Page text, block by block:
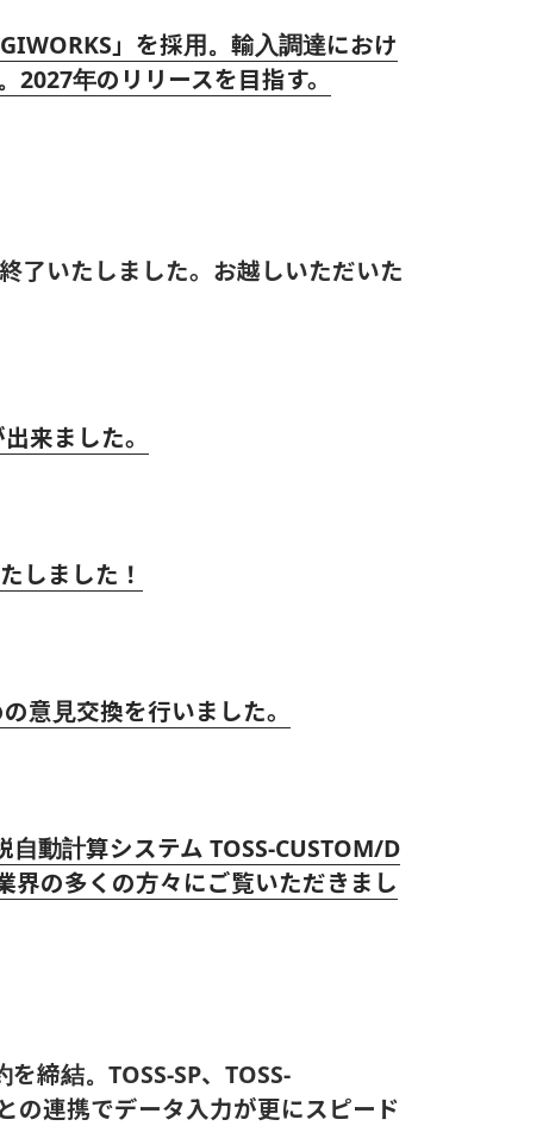
」を採用。輸入調達におけ
年のリリースを目指す。
了いたしました。お越しいただいた
来ました。
しました！
意見交換を行いました。
動計算システム TOSS-CUSTOM/D
界の多くの方々にご覧いただきまし
締結。TOSS-SP、TOSS-
の連携でデータ入力が更にスピード